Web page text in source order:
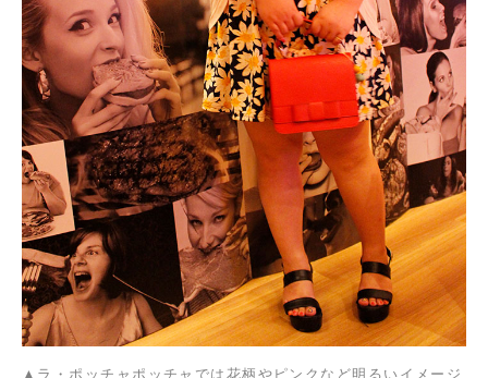
▲ラ・ポッチャポッチャでは花柄やピンクなど明るいイメージ